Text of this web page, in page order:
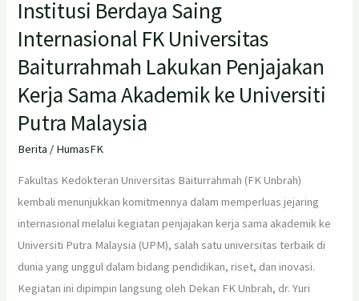
Institusi Berdaya Saing
Internasional FK Universitas
Baiturrahmah Lakukan Penjajakan
Kerja Sama Akademik ke Universiti
Putra Malaysia
Berita / HumasFK
Fakultas Kedokteran Universitas Baiturrahmah (FK Unbrah)
kembali menunjukkan komitmennya dalam memperluas jejaring
internasional melalui kegiatan penjajakan kerja sama akademik ke
Universiti Putra Malaysia (UPM), salah satu universitas terbaik di
dunia yang unggul dalam bidang pendidikan, riset, dan inovasi.
Kegiatan ini dipimpin langsung oleh Dekan FK Unbrah, dr. Yuri
Universiti
Putra
Malaysia